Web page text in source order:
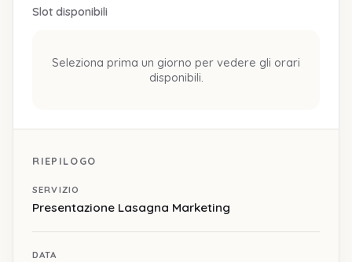
Slot disponibili
Seleziona prima un giorno per vedere gli orari
disponibili.
RIEPILOGO
SERVIZIO
Presentazione Lasagna Marketing
DATA